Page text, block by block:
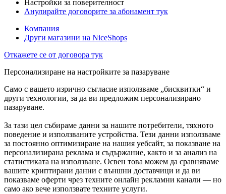
Настройки за поверителност
Анулирайте договорите за абонамент тук
Компания
Други магазини на NiceShops
Откажете се от договора тук
Персонализиране на настройките за пазаруване
Само с вашето изрично съгласие използваме „бисквитки“ и
други технологии, за да ви предложим персонализирано
пазаруване.
За тази цел събираме данни за нашите потребители, тяхното
поведение и използваните устройства. Тези данни използваме
за постоянно оптимизиране на нашия уебсайт, за показване на
персонализирана реклама и съдържание, както и за анализ на
статистиката на използване. Освен това можем да сравняваме
вашите криптирани данни с външни доставчици и да ви
показваме оферти чрез техните онлайн рекламни канали — но
само ако вече използвате техните услуги.